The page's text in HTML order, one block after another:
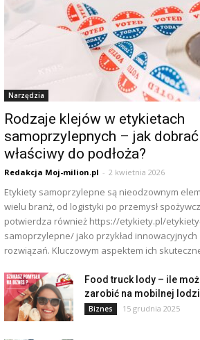
Narzędzia
Rodzaje klejów w etykietach
samoprzylepnych – jak dobrać
właściwy do podłoża?
Redakcja Moj-milion.pl - 2 kwietnia 2026
Etykiety samoprzylepne są nieodzownym
wielu branż, od logistyki po przemysł
potwierdza również https://etykiety.pl/
samoprzylepne/ jako przykład innowacyjnych
rozwiązań. Kluczowym aspektem ich
Food truck lody – ile
zarobić na mobilnej
Biznes 15 grudnia 2025